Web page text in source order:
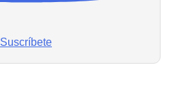
Suscríbete